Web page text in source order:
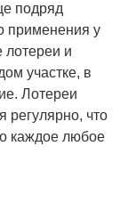
подряд
применения у
лотереи и
участке, в
Лотереи
регулярно, что
каждое любое